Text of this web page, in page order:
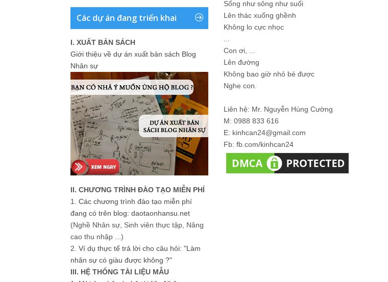
Các dự án đang triển khai
I. XUẤT BẢN SÁCH
Giới thiệu về dự án xuất bản sách Blog
Nhân sự
II. CHƯƠNG TRÌNH ĐÀO TẠO MIỄN PHÍ
1. Các chương trình đào tạo miễn phí
đang có trên blog: daotaonhansu.net
(Nghề Nhân sự, Sinh viên thực tập, Nâng
cao thu nhập ...)
2. Ví dụ thực tế trả lời cho câu hỏi: "Làm
nhân sự có giàu được không ?"
III. HỆ THỐNG TÀI LIỆU MẪU
Sống như sông như suối
Lên thác xuống ghềnh
Không lo cực nhọc
Con ơi, ...
Lên đường
Không bao giờ nhỏ bé được
Nghe con.
Liên hệ: Mr. Nguyễn Hùng Cường
M: 0988 833 616
E: kinhcan24@gmail.com
Fb: fb.com/kinhcan24